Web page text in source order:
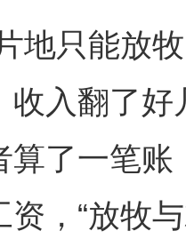
只能放牧
收入翻了
算了一笔
资，“放牧